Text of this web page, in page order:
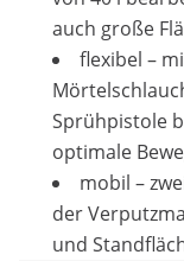
auch große
flexibel –
Sprühpistole
optimale
mobil –
der
und